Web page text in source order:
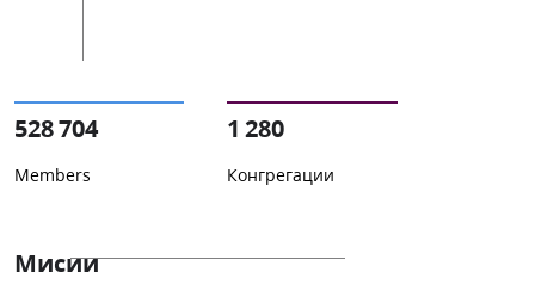
528 704
Members
1 280
Конгрегации
Мисии